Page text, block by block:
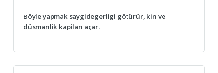
Böyle yapmak saygidegerligi götürür, kin ve
düsmanlik kapilan açar.